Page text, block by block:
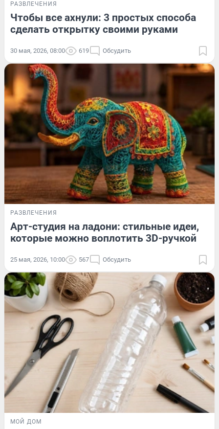
РАЗВЛЕЧЕНИЯ
Чтобы все ахнули: 3 простых способа
сделать открытку своими руками
30 мая, 2026, 08:00 619 Обсудить
РАЗВЛЕЧЕНИЯ
Арт-студия на ладони: стильные идеи,
которые можно воплотить 3D-ручкой
25 мая, 2026, 10:00 567 Обсудить
МОЙ ДОМ